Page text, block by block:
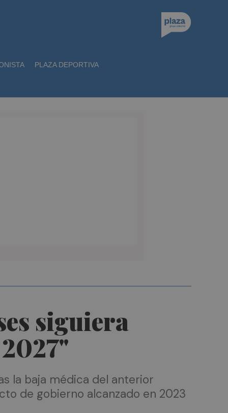
PLAZA DEPORTIVA
siguiera
la baja médica del anterior
de gobierno alcanzado en 2023